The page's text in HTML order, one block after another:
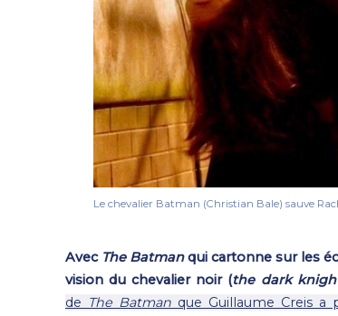
Le chevalier Batman (Christian Bale) sauve
Avec The Batmanqui cartonne sur les
vision du chevalier noir (the dark
de The Batman que Guillaume Creis